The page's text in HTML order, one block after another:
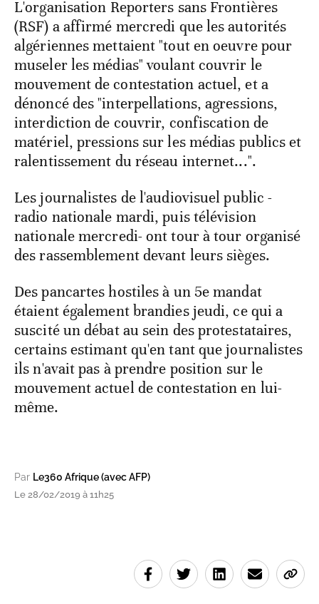
L'organisation Reporters sans Frontières
(RSF) a affirmé mercredi que les autorités
algériennes mettaient "tout en oeuvre pour
museler les médias" voulant couvrir le
mouvement de contestation actuel, et a
dénoncé des "interpellations, agressions,
interdiction de couvrir, confiscation de
matériel, pressions sur les médias publics et
ralentissement du réseau internet...".
Les journalistes de l'audiovisuel public -
radio nationale mardi, puis télévision
nationale mercredi- ont tour à tour organisé
des rassemblement devant leurs sièges.
Des pancartes hostiles à un 5e mandat
étaient également brandies jeudi, ce qui a
suscité un débat au sein des protestataires,
certains estimant qu'en tant que journalistes
ils n'avait pas à prendre position sur le
mouvement actuel de contestation en lui-
même.
Par Le360 Afrique (avec AFP)
Le 28/02/2019 à 11h25